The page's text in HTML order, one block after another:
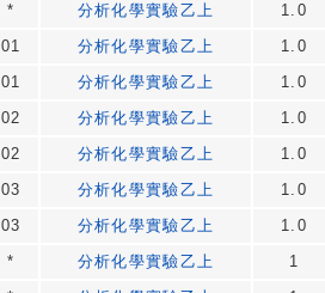
* 分析化學實驗乙上 1.0
01 分析化學實驗乙上 1.0
01 分析化學實驗乙上 1.0
02 分析化學實驗乙上 1.0
02 分析化學實驗乙上 1.0
03 分析化學實驗乙上 1.0
03 分析化學實驗乙上 1.0
* 分析化學實驗乙上 1